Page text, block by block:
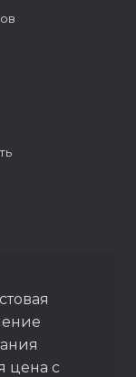
цена с